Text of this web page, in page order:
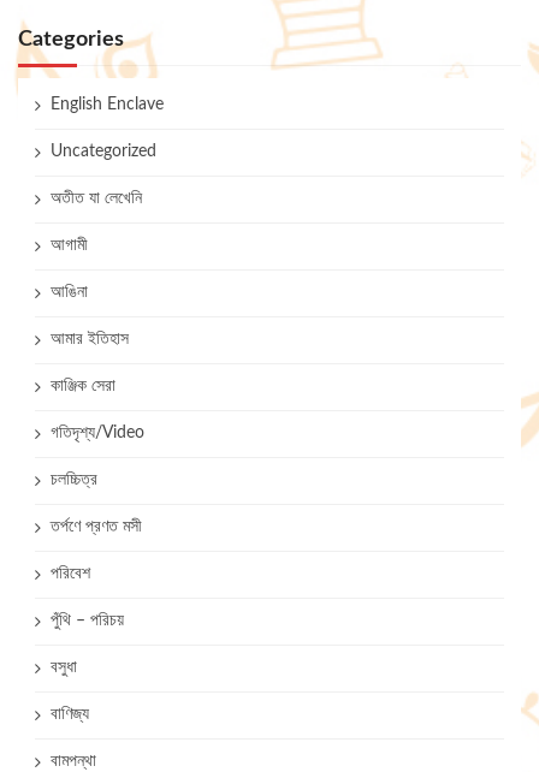
Categories
English Enclave
Uncategorized
অতীত যা লেখেনি
আগামী
আঙিনা
আমার ইতিহাস
কাঞ্জিক সেরা
গতিদৃশ্য/Video
চলচ্চিত্র
তর্পণে প্রণত মসী
পরিবেশ
পুঁথি – পরিচয়
বসুধা
বাণিজ্য
বামপন্থা